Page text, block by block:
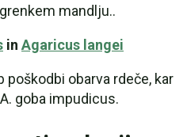
mandlju..
in Agaricus langei
poškodbi obarva rdeče, kar
goba impudicus.